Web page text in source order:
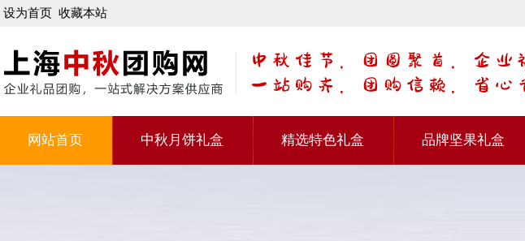
设为首页 收藏本站
网站首页 中秋月饼礼盒 精选特色礼盒 品牌坚果礼盒